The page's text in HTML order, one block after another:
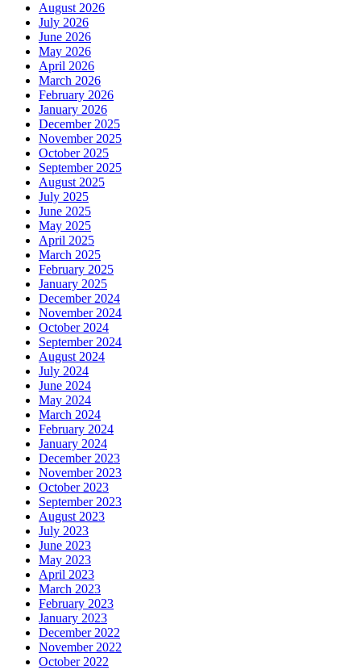
August 2026
July 2026
June 2026
May 2026
April 2026
March 2026
February 2026
January 2026
December 2025
November 2025
October 2025
September 2025
August 2025
July 2025
June 2025
May 2025
April 2025
March 2025
February 2025
January 2025
December 2024
November 2024
October 2024
September 2024
August 2024
July 2024
June 2024
May 2024
March 2024
February 2024
January 2024
December 2023
November 2023
October 2023
September 2023
August 2023
July 2023
June 2023
May 2023
April 2023
March 2023
February 2023
January 2023
December 2022
November 2022
October 2022